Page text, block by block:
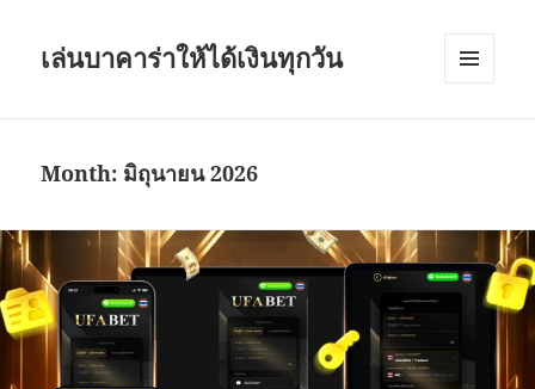
เล่นบาคาร่าให้ได้เงินทุกวัน
Month: มิถุนายน 2026